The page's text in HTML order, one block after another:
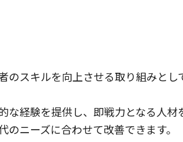
スキルを向上させる取り組みとし
経験を提供し、即戦力となる人
ニーズに合わせて改善できます。